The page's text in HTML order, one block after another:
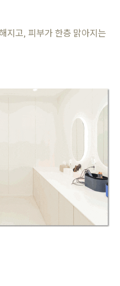
지고, 피부가 한층 맑아지는